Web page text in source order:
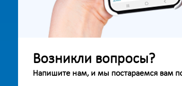
Возникли вопросы?
Напишите нам, и мы постараемся вам